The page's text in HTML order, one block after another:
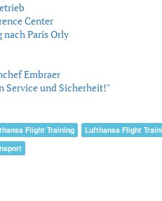
Center
Paris Orly
Embraer
Service und Sicherheit!"
Flight Training Lufthansa Flight